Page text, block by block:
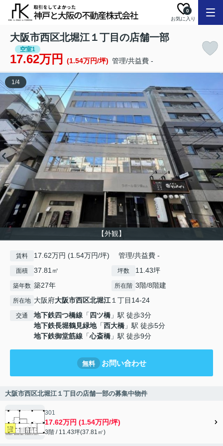
お気に入り
0
大阪市西区北堀江１丁目の店舗一部
空室1
17.62万円 (1.54万円/坪) 管理/共益費 -
【外観】
1/4
賃料 17.62万円 (1.54万円/坪) 管理/共益費 -
面積 37.81㎡ 坪数 11.43坪
築年数 築27年 所在階 3階/8階建
所在地 大阪府大阪市西区北堀江１丁目14-24
交通 地下鉄四つ橋線 「 四ツ橋 」駅 徒歩3分
地下鉄長堀鶴見緑地「西大橋 」駅 徒歩5分
地下鉄御堂筋線 「心斎橋 」駅 徒歩9分
無料 お問い合わせ
大阪市西区北堀江１丁目の店舗一部の募集中物件
301
17.62万円 (1.54万円/坪)
3階 / 11.43坪(37.81㎡)